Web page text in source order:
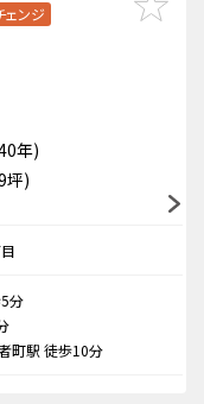
ェンジ
年)
坪)
分
町駅 徒歩10分